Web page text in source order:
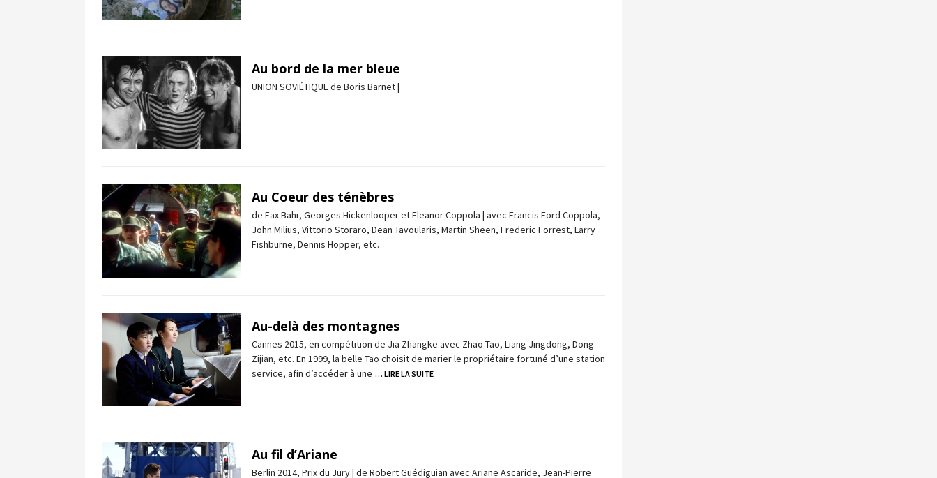
Au bord de la mer bleue
UNION SOVIÉTIQUE de Boris Barnet |
Au Coeur des ténèbres
de Fax Bahr, Georges Hickenlooper et Eleanor Coppola | avec Francis Ford Coppola,
John Milius, Vittorio Storaro, Dean Tavoularis, Martin Sheen, Frederic Forrest, Larry
Fishburne, Dennis Hopper, etc.
Au-delà des montagnes
Cannes 2015, en compétition de Jia Zhangke avec Zhao Tao, Liang Jingdong, Dong
Zijian, etc. En 1999, la belle Tao choisit de marier le propriétaire fortuné d’une station
service, afin d’accéder à une … LIRE LA SUITE
Au fil d’Ariane
Berlin 2014, Prix du Jury | de Robert Guédiguian avec Ariane Ascaride, Jean-Pierre